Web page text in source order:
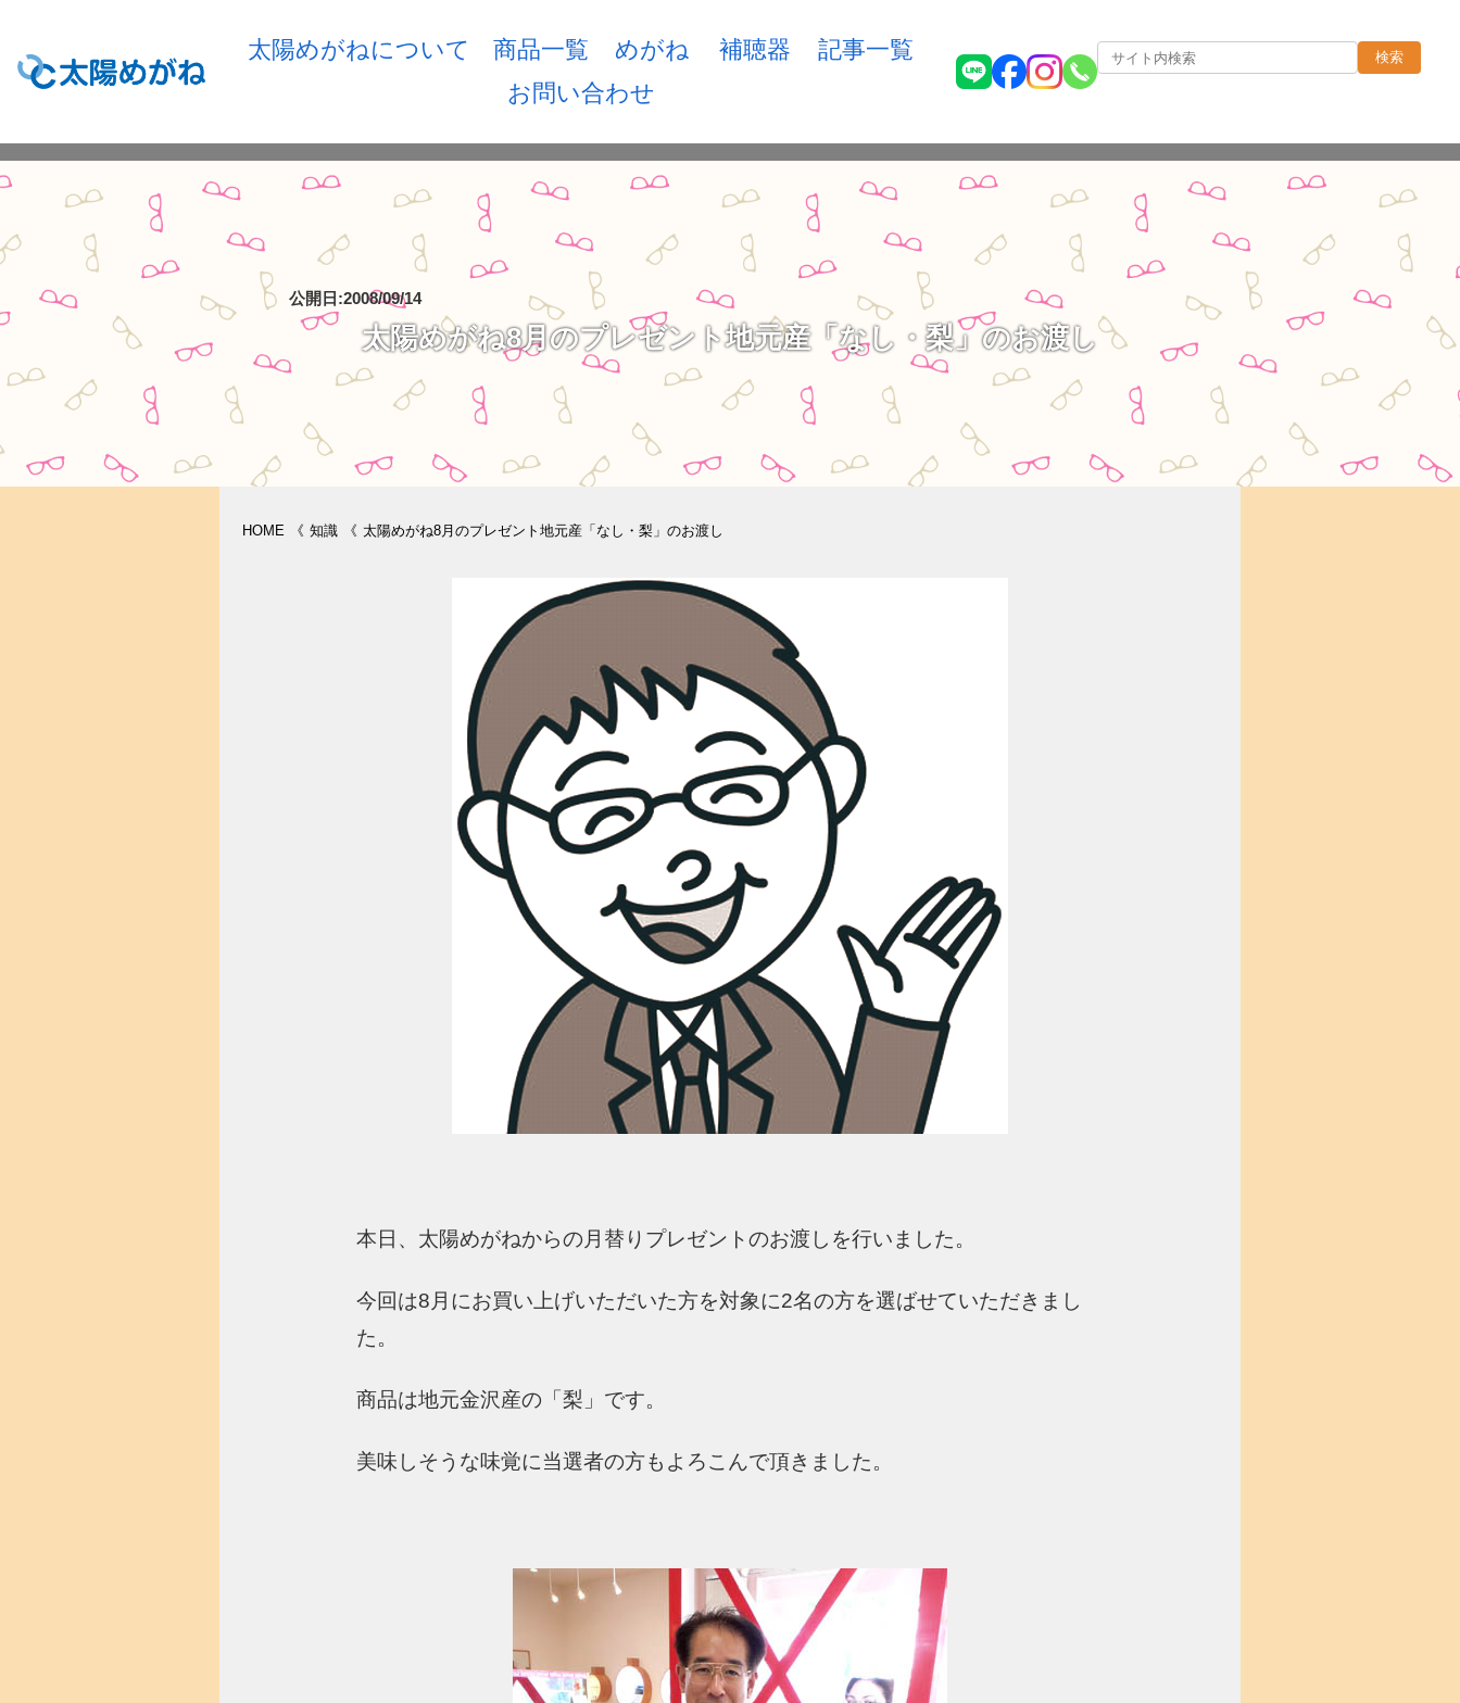
太陽めがねについて 商品一覧 めがね 補聴器
記事一覧
お問い合わせ
検索
公開日:2008/09/14
太陽めがね8月のプレゼント地元産「なし・梨」のお渡し
HOME 《 知識 《 太陽めがね8月のプレゼント地元産「なし・梨」のお渡し
本日、太陽めがねからの月替りプレゼントのお渡しを行いました。
今回は8月にお買い上げいただいた方を対象に2名の方を選ばせていただきまし
た。
商品は地元金沢産の「梨」です。
美味しそうな味覚に当選者の方もよろこんで頂きました。